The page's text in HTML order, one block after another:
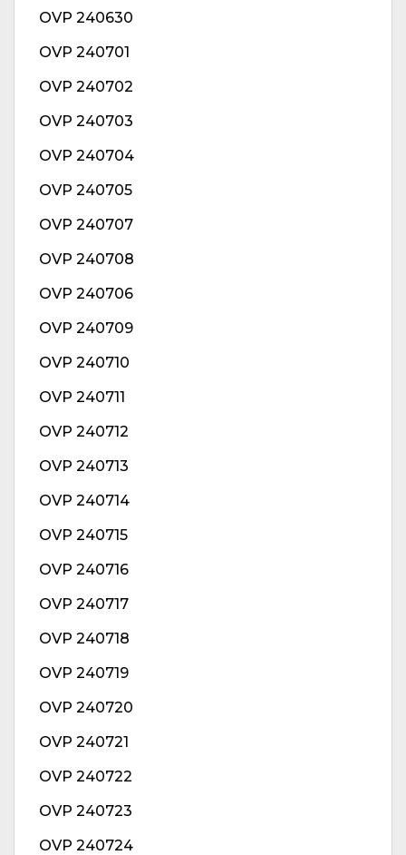
OVP 240630
OVP 240701
OVP 240702
OVP 240703
OVP 240704
OVP 240705
OVP 240707
OVP 240708
OVP 240706
OVP 240709
OVP 240710
OVP 240711
OVP 240712
OVP 240713
OVP 240714
OVP 240715
OVP 240716
OVP 240717
OVP 240718
OVP 240719
OVP 240720
OVP 240721
OVP 240722
OVP 240723
OVP 240724